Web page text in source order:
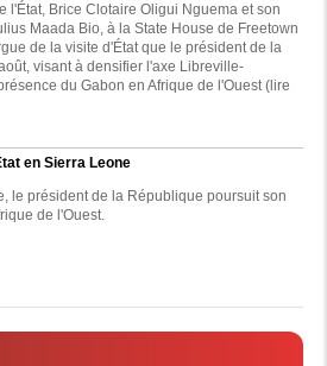
l'État, Brice Clotaire Oligui Nguema et son
Maada Bio, à la State House de Freetown
de la visite d'État que le président de la
visant à densifier l'axe Libreville-
du Gabon en Afrique de l'Ouest (lire
en Sierra Leone
le président de la République poursuit son
de l'Ouest.